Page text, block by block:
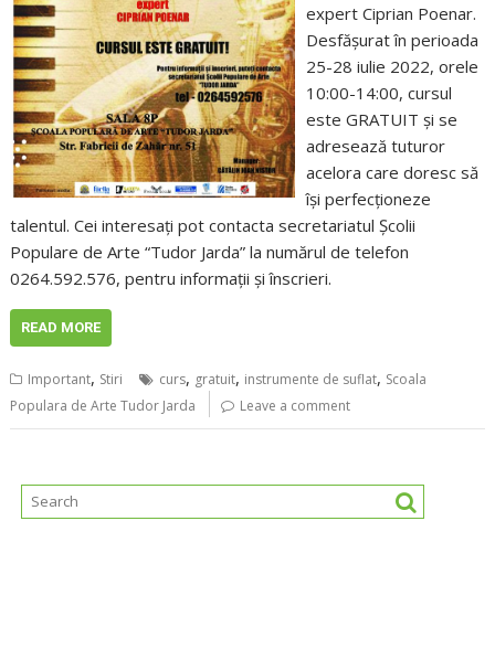
expert Ciprian Poenar.
Desfășurat în perioada
25-28 iulie 2022, orele
10:00-14:00, cursul
este GRATUIT și se
adresează tuturor
acelora care doresc să
își perfecționeze
talentul. Cei interesați pot contacta secretariatul Școlii
Populare de Arte “Tudor Jarda” la numărul de telefon
0264.592.576, pentru informații și înscrieri.
READ MORE
Important, Stiri curs, gratuit, instrumente de suflat, Scoala
Populara de Arte Tudor Jarda
Leave a comment